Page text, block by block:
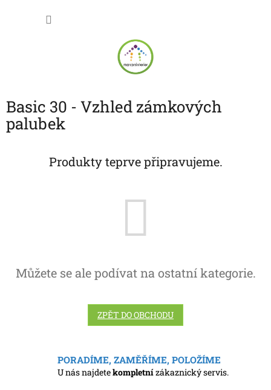
Basic 30 - Vzhled zámkových
palubek
Produkty teprve připravujeme.
Můžete se ale podívat na ostatní kategorie.
ZPĚT DO OBCHODU
PORADÍME, ZAMĚŘÍME, POLOŽÍME
U nás najdetekompletnízákaznický servis.